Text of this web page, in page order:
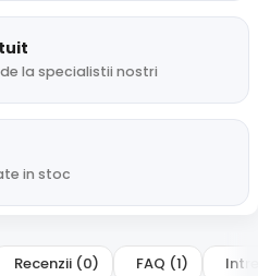
la specialistii nostri
in stoc
Recenzii (0) FAQ (1)